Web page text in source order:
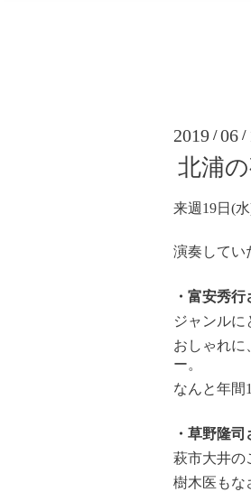
2019 /06 /
北浦
来週19日(
演奏してい
・富安秀行
ジャンルに
おしゃれに
ー。
なんと年間
・草野隆司
萩市大井の
樹木医もな